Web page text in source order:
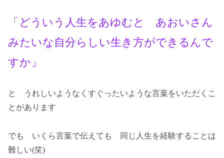
「どういう人生をあゆむと あおいさん
みたいな自分らしい生き方ができるんで
すか」
と うれしいようなくすぐったいような言葉をいただくこ
とがあります
でも いくら言葉で伝えても 同じ人生を経験することは
難しい(笑)